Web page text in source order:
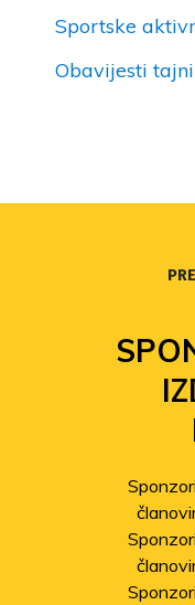
Sportske
Obavijesti